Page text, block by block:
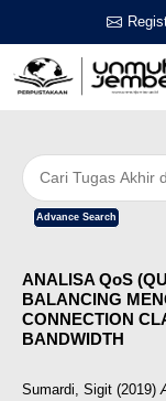
Advance Search
ANALISA QoS
BALANCING
CONNECTION
BANDWIDTH
Sumardi, Sigit (2019)